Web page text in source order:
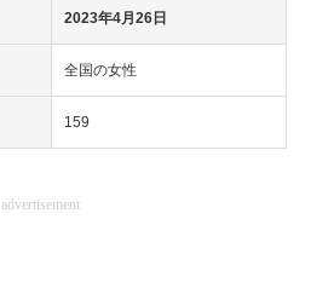
2023年4月26日
全国の女性
159
advertisement